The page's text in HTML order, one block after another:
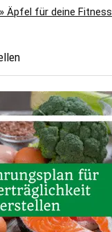
Äpfel für deine Fitness